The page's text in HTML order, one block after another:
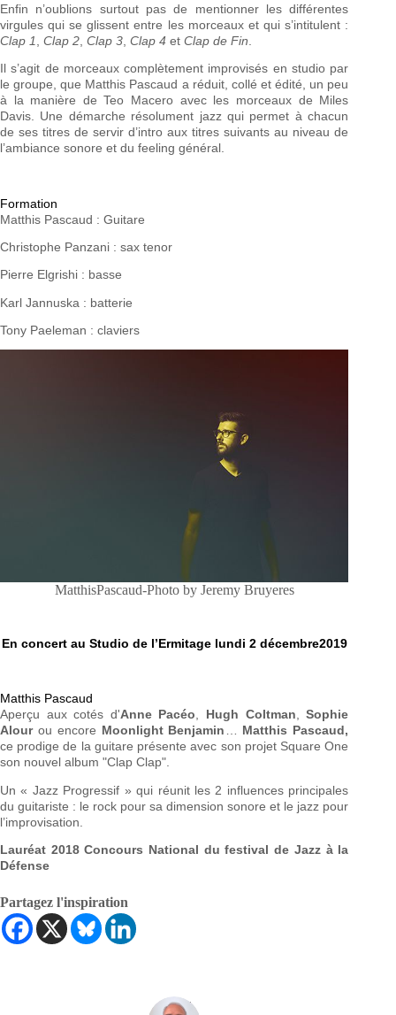
Enfin n’oublions surtout pas de mentionner les différentes
virgules qui se glissent entre les morceaux et qui s’intitulent :
Clap 1
Clap 2 Clap 3 Clap 4 et Clap de Fin
Il s’agit de morceaux complètement improvisés en studio par
le groupe, que Matthis Pascaud a réduit, collé et édité, un peu
à la manière de Teo Macero avec les morceaux de Miles
Davis. Une démarche résolument jazz qui permet à chacun
de ses titres de servir d’intro aux titres suivants au niveau de
l’ambiance sonore et du feeling général.
Formation
Matthis Pascaud : Guitare
Christophe Panzani : sax tenor
Pierre Elgrishi : basse
Karl Jannuska : batterie
Tony Paeleman : claviers
MatthisPascaud-Photo by Jeremy Bruyeres
En concert au Studio de l’Ermitage lundi 2 décembre2019
Matthis Pascaud
Aperçu aux cotés d'Anne Pacéo, Hugh Coltman,Sophie
Alourou encore Moonlight Benjamin … Matthis Pascaud,
ce prodige de la guitare présente avec son projet Square One
son nouvel album "Clap Clap".
Un « Jazz Progressif » qui réunit les 2 influences principales
du guitariste : le rock pour sa dimension sonore et le jazz pour
l’improvisation.
Lauréat 2018 Concours National du festival de Jazz à la
Défense
Partagez l'inspiration